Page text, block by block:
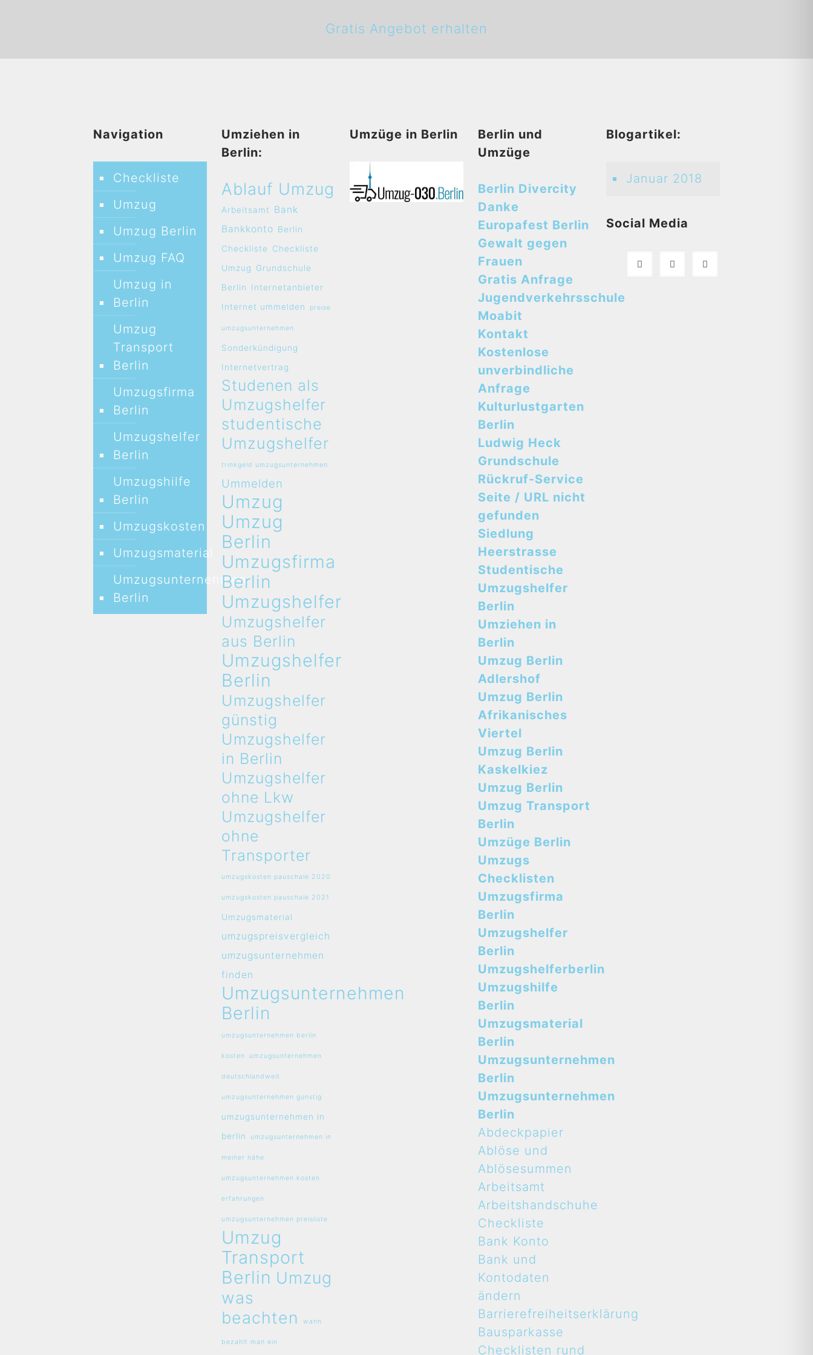
Gratis Angebot erhalten
Navigation
Checkliste
Umzug
Umzug Berlin
Umzug FAQ
Umzug in
Berlin
Umzug
Transport
Berlin
Umzugsfirma
Berlin
Umzugshelfer
Berlin
Umzugshilfe
Berlin
Umzugskosten
Umzugsmaterial
Umzugsunternehmen
Berlin
Umziehen in
Berlin:
Ablauf Umzug
Arbeitsamt
Bank
Bankkonto Berlin
Checkliste
Checkliste
Umzug
Grundschule
Berlin
Internetanbieter
Internet ummelden
preise
umzugsunternehmen
Sonderkündigung
Internetvertrag
Studenen als
Umzugshelfer
studentische
Umzugshelfer
trinkgeld umzugsunternehmen
Ummelden
Umzug
Umzug
Berlin
Umzugsfirma
Berlin
Umzugshelfer
Umzugshelfer
aus Berlin
Umzugshelfer
Berlin
Umzugshelfer
günstig
Umzugshelfer
in Berlin
Umzugshelfer
ohne Lkw
Umzugshelfer
ohne
Transporter
umzugskosten pauschale 2020
umzugskosten pauschale 2021
Umzugsmaterial
umzugspreisvergleich
umzugsunternehmen
finden
Umzugsunternehmen
Berlin
umzugsunternehmen berlin
kosten umzugsunternehmen
deutschlandweit
umzugsunternehmen günstig
umzugsunternehmen in
berlin
umzugsunternehmen in
meiner nähe
umzugsunternehmen kosten
erfahrungen
umzugsunternehmen preisliste
Umzug
Transport
Berlin Umzug
was
beachten
wann
bezahlt man ein
Umzüge in Berlin
Berlin und
Umzüge
Berlin Divercity
Danke
Europafest Berlin
Gewalt gegen
Frauen
Gratis Anfrage
Jugendverkehrsschule
Moabit
Kontakt
Kostenlose
unverbindliche
Anfrage
Kulturlustgarten
Berlin
Ludwig Heck
Grundschule
Rückruf-Service
Seite / URL nicht
gefunden
Siedlung
Heerstrasse
Studentische
Umzugshelfer
Berlin
Umziehen in
Berlin
Umzug Berlin
Adlershof
Umzug Berlin
Afrikanisches
Viertel
Umzug Berlin
Kaskelkiez
Umzug Berlin
Umzug Transport
Berlin
Umzüge Berlin
Umzugs
Checklisten
Umzugsfirma
Berlin
Umzugshelfer
Berlin
Umzugshelferberlin
Umzugshilfe
Berlin
Umzugsmaterial
Berlin
Umzugsunternehmen
Berlin
Umzugsunternehmen
Berlin
Abdeckpapier
Ablöse und
Ablösesummen
Arbeitsamt
Arbeitshandschuhe
Checkliste
Bank Konto
Bank und
Kontodaten
ändern
Barrierefreiheitserklärung
Bausparkasse
Checklisten rund
Blogartikel:
Januar 2018
Social Media